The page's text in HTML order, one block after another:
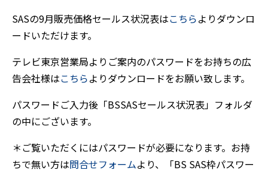
SASの9月販売価格セールス状況表はこちらよりダウンロ
ードいただけます。
テレビ東京営業局よりご案内のパスワードをお持ちの広
告会社様はこちらよりダウンロードをお願い致します。
パスワードご入力後「BSSASセールス状況表」フォルダ
の中にございます。
＊ご覧いただくにはパスワードが必要になります。お持
ちで無い方は問合せフォームより、「BS SAS枠パスワー